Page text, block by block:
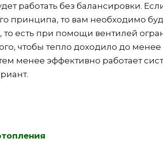
работать без балансировки.
принципа, то вам необходимо
есть при помощи вентилей
чтобы тепло доходило до
менее эффективно работает